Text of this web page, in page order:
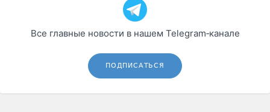
Все главные новости в нашем Telegram‑канале
ПОДПИСАТЬСЯ